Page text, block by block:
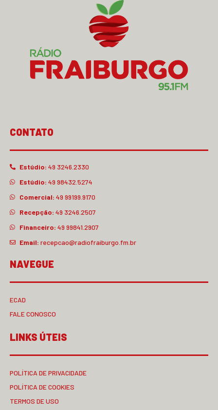
CONTATO
Estúdio: 49 3246.2330
Estúdio: 49 98432.5274
Comercial: 49 99199.9170
Recepção: 49 3246.2507
Financeiro: 49 99841.2907
Email: recepcao@radiofraiburgo.fm.br
NAVEGUE
ECAD
FALE CONOSCO
LINKS ÚTEIS
POLÍTICA DE PRIVACIDADE
POLÍTICA DE COOKIES
TERMOS DE USO